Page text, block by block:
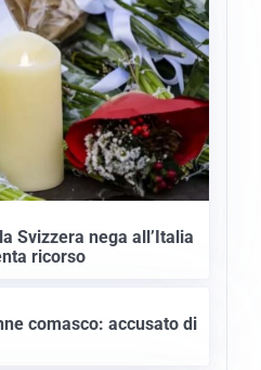
Svizzera nega all’Italia
ricorso
comasco: accusato di